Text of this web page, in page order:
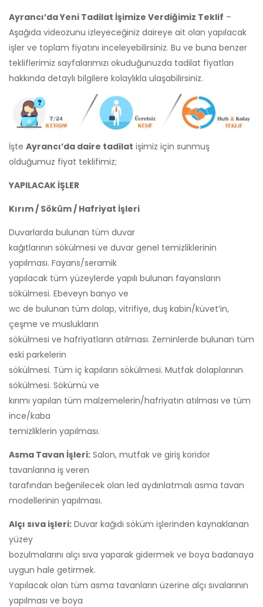
Ayrancı’da Yeni Tadilat İşimize Verdiğimiz Teklif –
Aşağıda videozunu izleyeceğiniz daireye ait olan yapılacak
işler ve toplam fiyatını inceleyebilirsiniz. Bu ve buna benzer
tekliflerimiz sayfalarımızı okuduğunuzda tadilat fiyatları
hakkında detaylı bilgilere kolaylıkla ulaşabilirsiniz.
İşte Ayrancı’da daire tadilat işimiz için sunmuş
olduğumuz fiyat teklifimiz;
YAPILACAK İŞLER
Kırım / Söküm / Hafriyat İşleri
Duvarlarda bulunan tüm duvar
kağıtlarının sökülmesi ve duvar genel temizliklerinin
yapılması. Fayans/seramik
yapılacak tüm yüzeylerde yapılı bulunan fayansların
sökülmesi. Ebeveyn banyo ve
wc de bulunan tüm dolap, vitrifiye, duş kabin/küvet’in,
çeşme ve muslukların
sökülmesi ve hafriyatların atılması. Zeminlerde bulunan tüm
eski parkelerin
sökülmesi. Tüm iç kapıların sökülmesi. Mutfak dolaplarının
sökülmesi. Sökümü ve
kırımı yapılan tüm malzemelerin/hafriyatın atılması ve tüm
ince/kaba
temizliklerin yapılması.
Asma Tavan İşleri: Salon, mutfak ve giriş koridor
tavanlarına iş veren
tarafından beğenilecek olan led aydınlatmalı asma tavan
modellerinin yapılması.
Alçı sıva işleri: Duvar kağıdı söküm işlerinden kaynaklanan
yüzey
bozulmalarını alçı sıva yaparak gidermek ve boya badanaya
uygun hale getirmek.
Yapılacak olan tüm asma tavanların üzerine alçı sıvalarının
yapılması ve boya